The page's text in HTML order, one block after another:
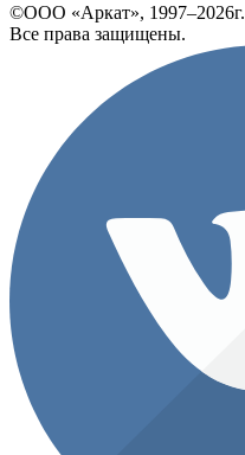
©ООО «Аркат», 1997–2026г.
Все права защищены.